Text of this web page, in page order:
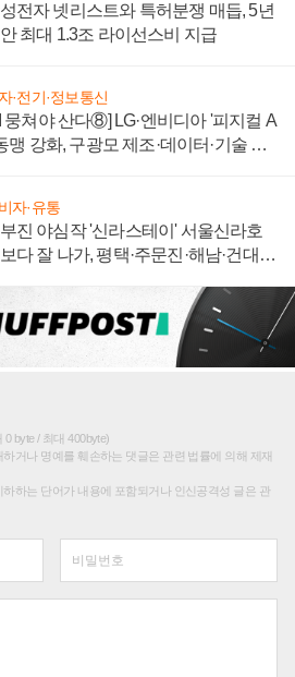
전자 넷리스트와 특허분쟁 매듭, 5년
최대 1.3조 라이선스비 지급
·전기·정보통신
뭉쳐야 산다⑧] LG·엔비디아 '피지컬 A
맹 강화, 구광모 제조·데이터·기술 결
자·유통
진 야심작 '신라스테이' 서울신라호
다 잘 나가, 평택·주문진·해남·건대로
byte / 최대 400byte)
거나 명예를 훼손하는 댓글은 관련 법률에 의해 제재
하는 단어가 내용에 포함되거나 인신공격성 글은 관